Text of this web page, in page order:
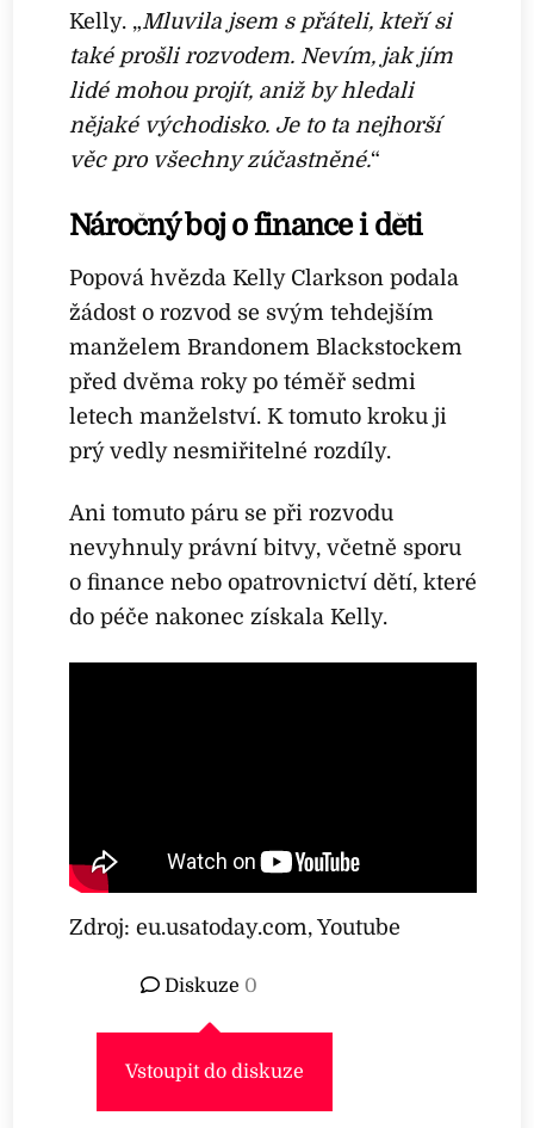
Kelly. „Mluvila jsem s přáteli, kteří si
také prošli rozvodem. Nevím, jak jím
lidé mohou projít, aniž by hledali
nějaké východisko. Je to ta nejhorší
věc pro všechny zúčastněné.“
Náročný boj o finance i děti
Popová hvězda Kelly Clarkson podala
žádost o rozvod se svým tehdejším
manželem Brandonem Blackstockem
před dvěma roky po téměř sedmi
letech manželství. K tomuto kroku ji
prý vedly nesmiřitelné rozdíly.
Ani tomuto páru se při rozvodu
nevyhnuly právní bitvy, včetně sporu
o finance nebo opatrovnictví dětí, které
do péče nakonec získala Kelly.
Zdroj: eu.usatoday.com, Youtube
Diskuze 0
Vstoupit do diskuze